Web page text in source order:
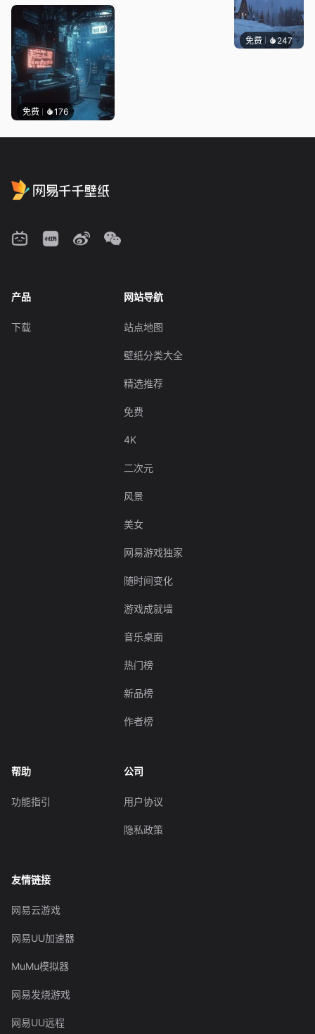
免费 176
免费 247
产品
下载
网站导航
站点地图
壁纸分类大全
精选推荐
免费
4K
二次元
风景
美女
网易游戏独家
随时间变化
游戏成就墙
音乐桌面
热门榜
新品榜
作者榜
帮助
功能指引
公司
用户协议
隐私政策
友情链接
网易云游戏
网易UU加速器
MuMu模拟器
网易发烧游戏
网易UU远程